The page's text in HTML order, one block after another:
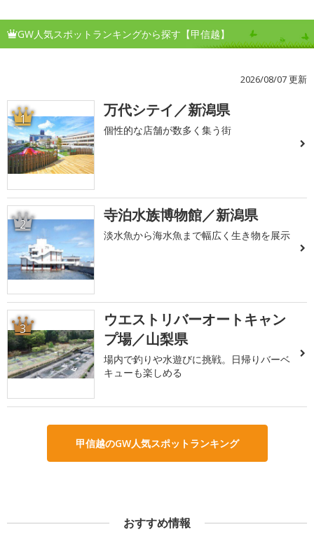
GW人気スポットランキングから探す【甲信越】
2026/08/07 更新
1 万代シテイ／新潟県
個性的な店舗が数多く集う街
2 寺泊水族博物館／新潟県
淡水魚から海水魚まで幅広く生き物を展示
3
ウエストリバーオートキャン
プ場／山梨県
場内で釣りや水遊びに挑戦。日帰りバーベ
キューも楽しめる
甲信越のGW人気スポットランキング
おすすめ情報